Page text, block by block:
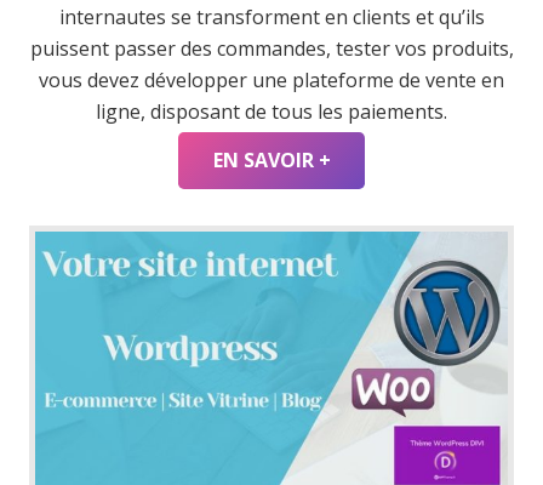
internautes se transforment en clients et qu’ils
puissent passer des commandes, tester vos produits,
vous devez développer une plateforme de vente en
ligne, disposant de tous les paiements.
EN SAVOIR +